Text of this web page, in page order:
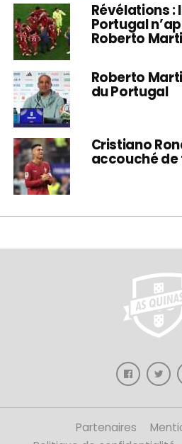
Révélations :
Portugal
Roberto
Roberto
du Portugal
Cristiano
accouché
Partenaires